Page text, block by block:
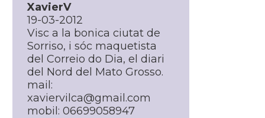
XavierV
19-03-2012
Visc a la bonica ciutat de
Sorriso, i sóc maquetista
del Correio do Dia, el diari
del Nord del Mato Grosso.
mail:
xaviervilca@gmail.com
mobil: 06699058947